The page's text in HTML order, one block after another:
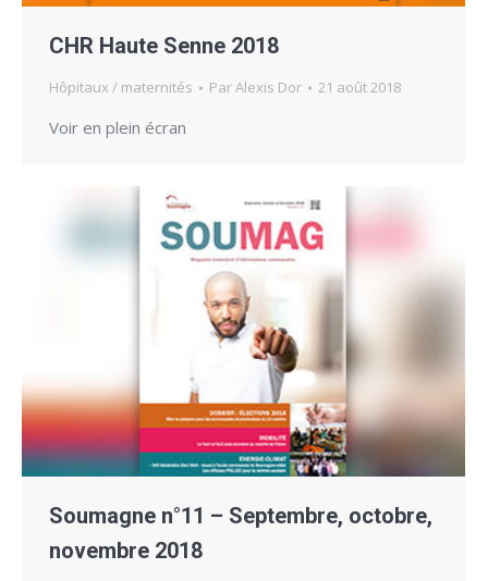
CHR Haute Senne 2018
Hôpitaux / maternités ParAlexis Dor 21 août 2018
Voir en plein écran
Soumagne n°11 – Septembre, octobre,
novembre 2018